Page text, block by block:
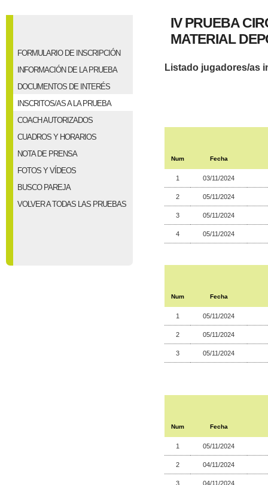
FORMULARIO DE INSCRIPCIÓN
INFORMACIÓN DE LA PRUEBA
DOCUMENTOS DE INTERÉS
INSCRITOS/AS A LA PRUEBA
COACH AUTORIZADOS
CUADROS Y HORARIOS
NOTA DE PRENSA
FOTOS Y VÍDEOS
BUSCO PAREJA
VOLVER A TODAS LAS PRUEBAS
IV PRUEBA
MATERIAL
Listado jugadores/as
Num Fecha
1 03/11/2024
2 05/11/2024
3 05/11/2024
4 05/11/2024
Num Fecha
1 05/11/2024
2 05/11/2024
3 05/11/2024
Num Fecha
1 05/11/2024
2 04/11/2024
3 04/11/2024